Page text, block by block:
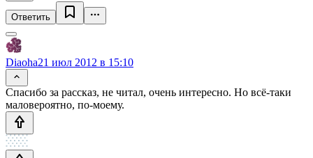
Ответить
Diaoha21 июл 2012 в 15:10
Спасибо за рассказ, не читал, очень интересно. Но всё-таки
маловероятно, по-моему.